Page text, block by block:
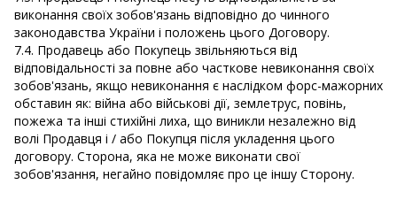
виконання своїх зобов'язань відповідно до чинного
законодавства України і положень цього Договору.
7.4. Продавець або Покупець звільняються від
відповідальності за повне або часткове невиконання своїх
зобов'язань, якщо невиконання є наслідком форс-мажорних
обставин як: війна або військові дії, землетрус, повінь,
пожежа та інші стихійні лиха, що виникли незалежно від
волі Продавця і / або Покупця після укладення цього
договору. Сторона, яка не може виконати свої
зобов'язання, негайно повідомляє про це іншу Сторону.